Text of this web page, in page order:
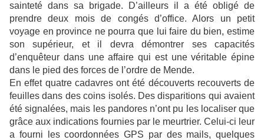
sainteté dans sa brigade. D’ailleurs il a été obligé de
prendre deux mois de congés d’office. Alors un petit
voyage en province ne pourra que lui faire du bien, estime
son supérieur, et il devra démontrer ses capacités
d’enquêteur dans une affaire qui est une véritable épine
dans le pied des forces de l’ordre de Mende.
En effet quatre cadavres ont été découverts recouverts de
feuilles dans des coins isolés. Des disparitions qui avaient
été signalées, mais les pandores n’ont pu les localiser que
grâce aux indications fournies par le meurtrier. Celui-ci leur
a fourni les coordonnées GPS par des mails, quelques